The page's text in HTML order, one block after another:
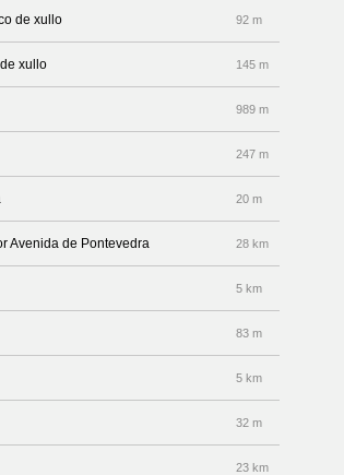
de xullo 92 m
xullo 145 m
989 m
247 m
20 m
Avenida de Pontevedra 28 km
5 km
83 m
5 km
32 m
23 km